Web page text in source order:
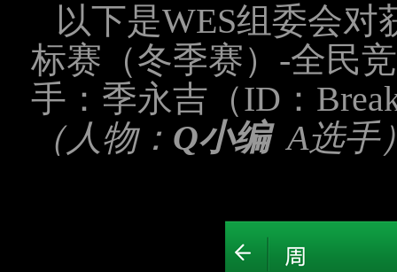
以下是WES组委会对
标赛（冬季赛）-全民
手：季永吉（ID：
（人物： Q小编A选手